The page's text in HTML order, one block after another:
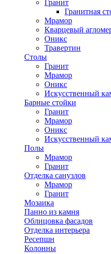
Гранит
Гранитная
Мрамор
Кварцевый
Оникс
Травертин
Столы
Гранит
Мрамор
Оникс
Искусственный
Барные стойки
Гранит
Мрамор
Оникс
Искусственный
Полы
Мрамор
Гранит
Отделка санузлов
Мрамор
Гранит
Мозаика
Панно из камня
Облицовка фасадов
Отделка интерьера
Ресепшн
Колонны